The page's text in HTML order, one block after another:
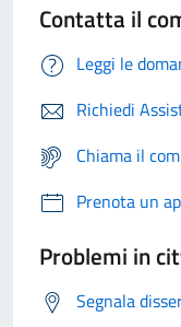
Contatta il
Leggi le
Richiedi
Chiama il
Prenota un
Problemi in
Segnala